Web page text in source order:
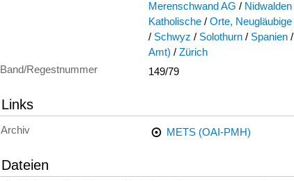
Merenschwand AG / Nidwalden
Katholische / Orte, Neugläubige
/ Schwyz / Solothurn / Spanien /
Amt) / Zürich
Band/Regestnummer
149/79
Links
Archiv METS (OAI-PMH)
Dateien